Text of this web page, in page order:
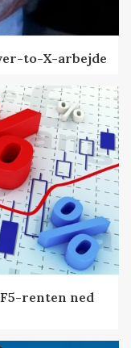
to-X-arbejde
renten ned